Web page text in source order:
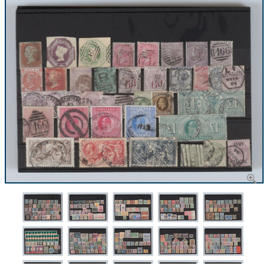
Ons Team
80 jarig bestaan
CONTACT
ACCOUNT